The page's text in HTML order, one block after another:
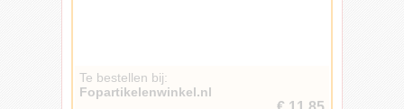
Te bestellen bij:
Fopartikelenwinkel.nl